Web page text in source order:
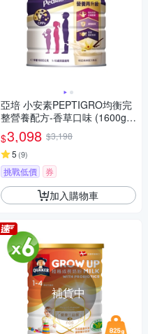
亞培 小安素PEPTIGRO均衡完
整營養配方-香草口味 (1600g x
2入)
$3,098 $3,198
5 (9)
挑戰低價 券
加入購物車
補貨中